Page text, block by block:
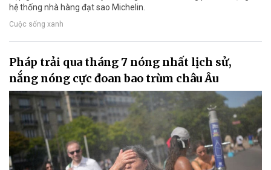
hệ thống nhà hàng đạt sao Michelin.
Cuộc sống xanh
Pháp trải qua tháng 7 nóng nhất lịch sử,
nắng nóng cực đoan bao trùm châu Âu